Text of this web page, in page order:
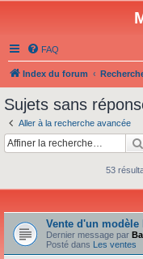
FAQ
Index du forum
Sujets sans
Aller à la recherche avancée
53
Vente d'un modèle
Dernier message par
Posté dans Les ventes